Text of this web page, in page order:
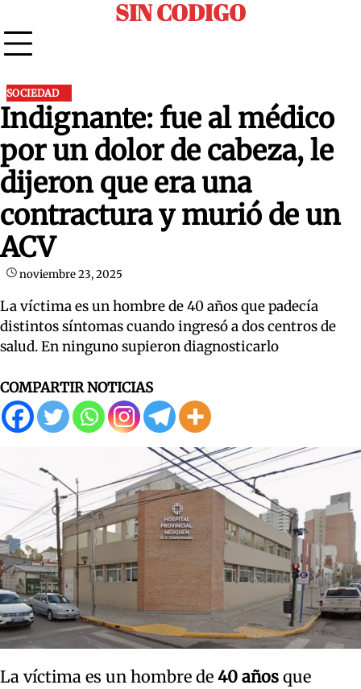
to
content
SIN CODIGO
SOCIEDAD
Indignante: fue al médico
por un dolor de cabeza, le
dijeron que era una
contractura y murió de un
ACV
noviembre 23, 2025
La víctima es un hombre de 40 años que padecía
distintos síntomas cuando ingresó a dos centros de
salud. En ninguno supieron diagnosticarlo
COMPARTIR NOTICIAS
La víctima es un hombre de 40 años que